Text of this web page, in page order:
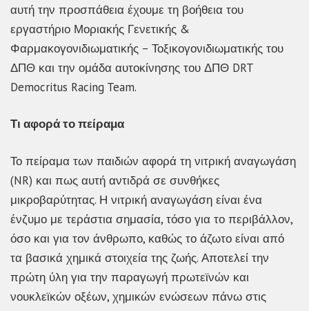
αυτή την προσπάθεια έχουμε τη βοήθεια του
εργαστήριο Μοριακής Γενετικής &
Φαρμακογονιδιωματικής – Τοξικογονιδιωματικής του
ΔΠΘ και την ομάδα αυτοκίνησης του ΔΠΘ DRT
Democritus Racing Team.
Τι αφορά το πείραμα
Το πείραμα των παιδιών αφορά τη νιτρική αναγωγάση
(NR) και πως αυτή αντιδρά σε συνθήκες
μικροβαρύτητας. Η νιτρική αναγωγάση είναι ένα
ένζυμο με τεράστια σημασία, τόσο για το περιβάλλον,
όσο και για τον άνθρωπο, καθώς το άζωτο είναι από
τα βασικά χημικά στοιχεία της ζωής. Αποτελεί την
πρώτη ύλη για την παραγωγή πρωτεϊνών και
νουκλεϊκών οξέων, χημικών ενώσεων πάνω στις